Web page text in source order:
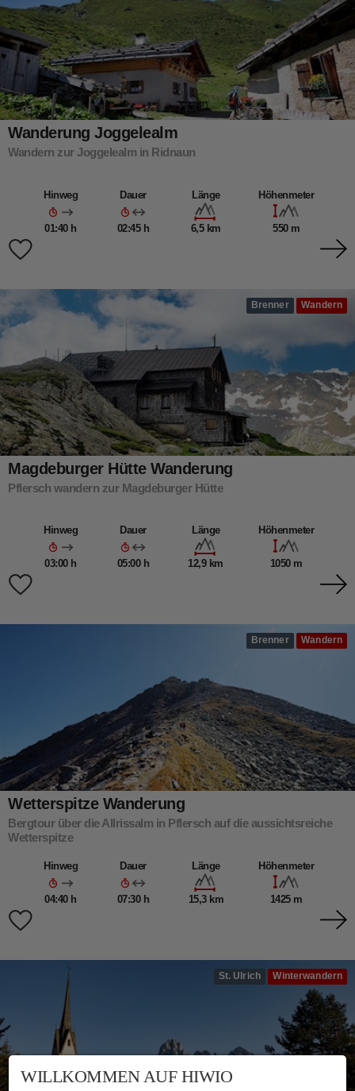
Wanderung Joggelealm
Wandern zur Joggelealm in Ridnaun
Hinweg
01:40 h
Dauer
02:45 h
Länge
6,5 km
Höhenmeter
550 m
Brenner Wandern
Magdeburger Hütte Wanderung
Pflersch wandern zur Magdeburger Hütte
Hinweg
03:00 h
Dauer
05:00 h
Länge
12,9 km
Höhenmeter
1050 m
Brenner Wandern
Wetterspitze Wanderung
Bergtour über die Allrissalm in Pflersch auf die aussichtsreiche
Wetterspitze
Hinweg
04:40 h
Dauer
07:30 h
Länge
15,3 km
Höhenmeter
1425 m
St. Ulrich Winterwandern
WILLKOMMEN AUF HIWIO